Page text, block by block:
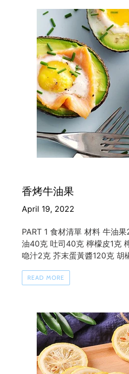
香烤牛油果
April 19, 2022
PART 1 食材清單 材料 牛油
油40克 吐司40克 檸檬皮1克
喼汁2克 芥末蛋黃醬120克 胡
READ MORE